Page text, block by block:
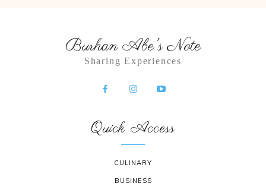
Burhan Abe's Note
Sharing Experiences
Quick Access
CULINARY
BUSINESS